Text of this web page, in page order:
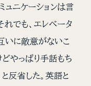
ュニケーションは言
でも、エレベータ
いに敵意がないこ
どやっぱり手話もち
反省した。英語と